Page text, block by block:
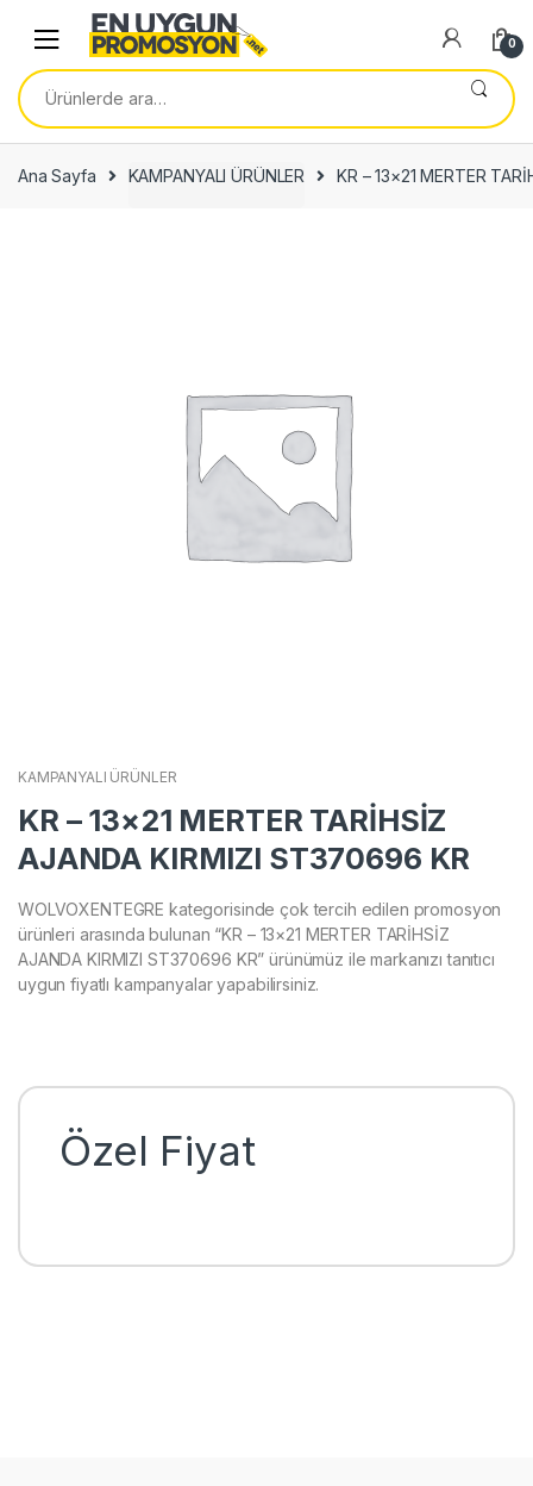
navigation
content
0
Ara:
Ana Sayfa KAMPANYALI ÜRÜNLER KR – 13×21 MERTER
KAMPANYALI ÜRÜNLER
KR – 13×21 MERTER TARİHSİZ
AJANDA KIRMIZI ST370696 KR
WOLVOXENTEGRE kategorisinde çok tercih edilen promosyon
ürünleri arasında bulunan “KR – 13×21 MERTER TARİHSİZ
AJANDA KIRMIZI ST370696 KR” ürünümüz ile markanızı tanıtıcı
uygun fiyatlı kampanyalar yapabilirsiniz.
Özel Fiyat